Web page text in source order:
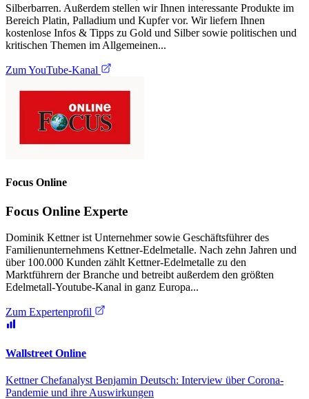
Silberbarren. Außerdem stellen wir Ihnen interessante Produkte im
Bereich Platin, Palladium und Kupfer vor. Wir liefern Ihnen
kostenlose Infos & Tipps zu Gold und Silber sowie politischen und
kritischen Themen im Allgemeinen...
Zum YouTube-Kanal
Focus Online
Focus Online Experte
Dominik Kettner ist Unternehmer sowie Geschäftsführer des
Familienunternehmens Kettner-Edelmetalle. Nach zehn Jahren und
über 100.000 Kunden zählt Kettner-Edelmetalle zu den
Marktführern der Branche und betreibt außerdem den größten
Edelmetall-Youtube-Kanal in ganz Europa...
Zum Expertenprofil
Wallstreet Online
Kettner Chefanalyst Benjamin Deutsch: Interview über Corona-
Pandemie und ihre Auswirkungen